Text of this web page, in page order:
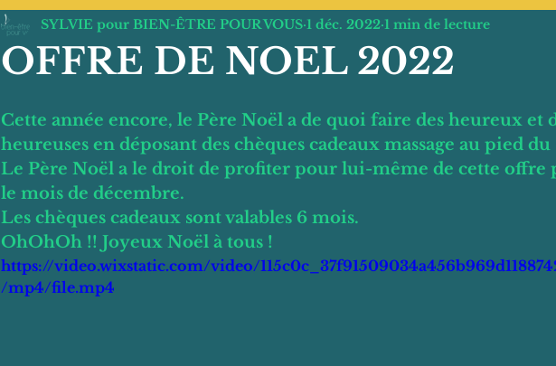
OFFRE DE NOEL 2022
SYLVIE pour BIEN-ÊTRE POUR VOUS 1 déc. 2022 1 min de lecture
Cette année encore, le Père Noël a de quoi faire des heureux et
heureuses en déposant des chèques cadeaux massage au pied du
Le Père Noël a le droit de profiter pour lui-même de cette offre
le mois de décembre.
Les chèques cadeaux sont valables 6 mois.
OhOhOh !! Joyeux Noël à tous !
https://video.wixstatic.com/video/
/mp4/file.mp4